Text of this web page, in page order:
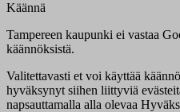
Käännä
Tampereen kaupunki ei vastaa
käännöksistä.
Valitettavasti et voi käyttää
hyväksynyt siihen liittyviä
napsauttamalla alla olevaa